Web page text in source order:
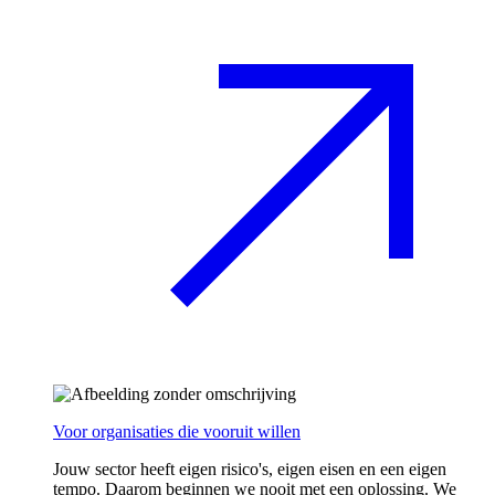
Voor organisaties die vooruit willen
Jouw sector heeft eigen risico's, eigen eisen en een eigen
tempo. Daarom beginnen we nooit met een oplossing. We